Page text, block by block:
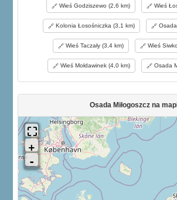
Wieś Godziszewo (2,6 km) Wieś
Kolonia Łosośniczka (3,1 km) Osada
Wieś Taczały (3,4 km) Wieś
Wieś Mołdawinek (4,0 km) Osada
Osada Miłogoszcz na